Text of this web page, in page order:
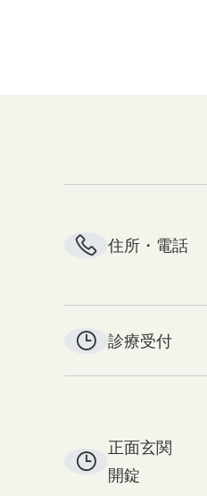
住所・電話
診療受付
正面玄関
開錠